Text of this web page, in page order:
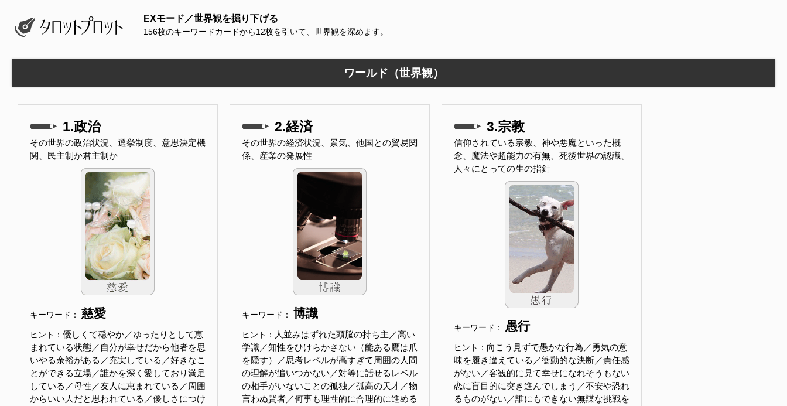
EXモード／世界観を掘り下げる
156枚のキーワードカードから12枚を引いて、世界観を深めます。
ワールド（世界観）
1.政治
その世界の政治状況、選挙制度、意思決定機
関、民主制か君主制か
キーワード： 慈愛
ヒント： 優しくて穏やか／ゆったりとして恵
まれている状態／自分が幸せだから他者を思
いやる余裕がある／充実している／好きなこ
とができる立場／誰かを深く愛しており満足
している／母性／友人に恵まれている／周囲
からいい人だと思われている／優しさにつけ
2.経済
その世界の経済状況、景気、他国との貿易関
係、産業の発展性
キーワード： 博識
ヒント： 人並みはずれた頭脳の持ち主／高い
学識／知性をひけらかさない（能ある鷹は爪
を隠す）／思考レベルが高すぎて周囲の人間
の理解が追いつかない／対等に話せるレベル
の相手がいないことの孤独／孤高の天才／物
言わぬ賢者／何事も理性的に合理的に進める
3.宗教
信仰されている宗教、神や悪魔といった概
念、魔法や超能力の有無、死後世界の認識、
人々にとっての生の指針
キーワード： 愚行
ヒント： 向こう見ずで愚かな行為／勇気の意
味を履き違えている／衝動的な決断／責任感
がない／客観的に見て幸せになれそうもない
恋に盲目的に突き進んでしまう／不安や恐れ
るものがない／誰にもできない無謀な挑戦を